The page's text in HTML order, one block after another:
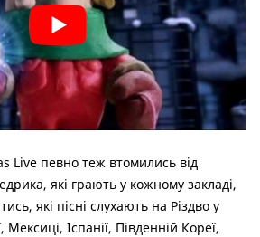
Live певно теж втомились від
які грають у кожному закладі,
які пісні слухають на Різдво у
Мексиці, Іспанії, Південній Кореї,